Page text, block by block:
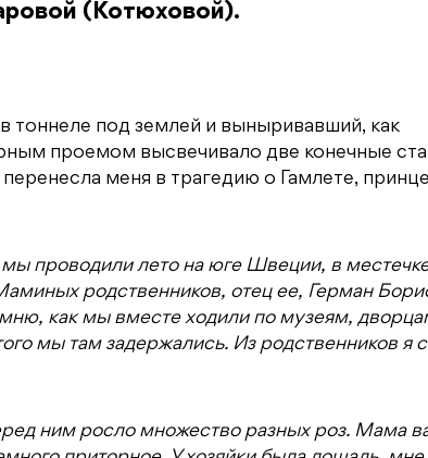
(Котюховой).
тоннеле под землей и выныривавший, как
проемом высвечивало две конечные
меня в трагедию о Гамлете,
мы проводили лето на юге Швеции, в
родственников, отец ее, Герман
как мы вместе ходили по музеям,
мы там задержались. Из родственников я
ним росло множество разных роз. Мама